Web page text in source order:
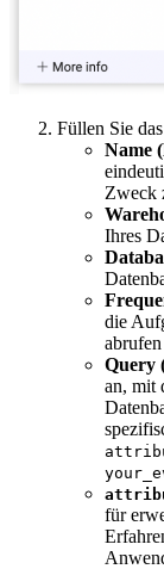
Füllen Sie
Name
Zweck
Ihres
die
Query
an, mit
für